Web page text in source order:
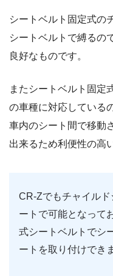
シートベルト固定式の
シートベルトで縛るの
良好なものです。
またシートベルト固定
の車種に対応している
車内のシート間で移動
出来るため利便性の高
CR-Zでもチャイル
ートで可能となって
式シートベルトでシ
ートを取り付けでき